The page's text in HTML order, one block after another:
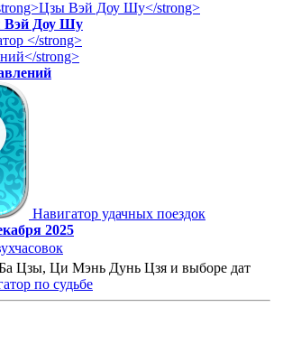
Вэй Доу Шу
Навигатор удачных поездок
2025
Цзы, Ци Мэнь Дунь Цзя и выборе дат